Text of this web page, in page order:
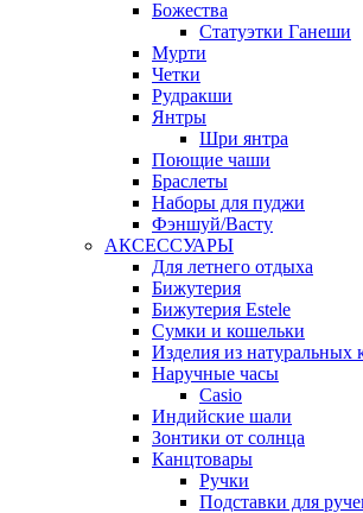
Божества
Статуэтки Ганеши
Мурти
Четки
Рудракши
Янтры
Шри янтра
Поющие чаши
Браслеты
Наборы для пуджи
Фэншуй/Васту
АКСЕССУАРЫ
Для летнего отдыха
Бижутерия
Бижутерия Estele
Сумки и кошельки
Изделия из натуральных
Наручные часы
Casio
Индийские шали
Зонтики от солнца
Канцтовары
Ручки
Подставки для